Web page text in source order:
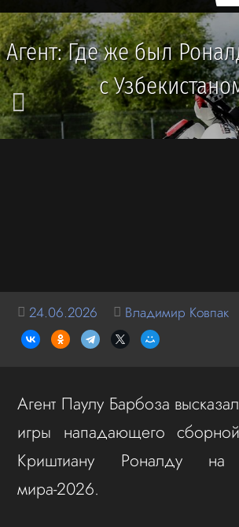
Агент: Где же был
с
24.06.2026 Владимир Ковпак
Агент Паулу Барбоза
игры нападающего
Криштиану Роналду на
мира-2026.